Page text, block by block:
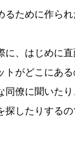
るために作ら
に、はじめに
トがどこにあ
同僚に聞いた
探したりする